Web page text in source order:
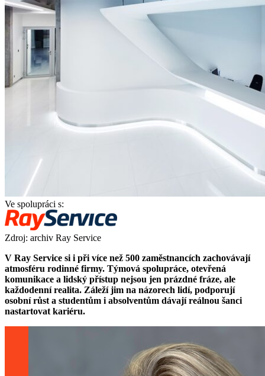
Ve spolupráci s:
Zdroj: archiv Ray Service
V Ray Service si i při více než 500 zaměstnancích zachovávají
atmosféru rodinné firmy. Týmová spolupráce, otevřená
komunikace a lidský přístup nejsou jen prázdné fráze, ale
každodenní realita. Záleží jim na názorech lidí, podporují
osobní růst a studentům i absolventům dávají reálnou šanci
nastartovat kariéru.